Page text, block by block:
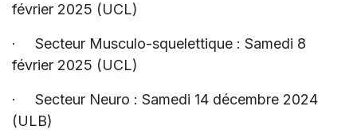
février 2025 (UCL)
·
Secteur Musculo-squelettique : Samedi 8
février 2025 (UCL)
·
Secteur Neuro : Samedi 14 décembre 2024
(ULB)